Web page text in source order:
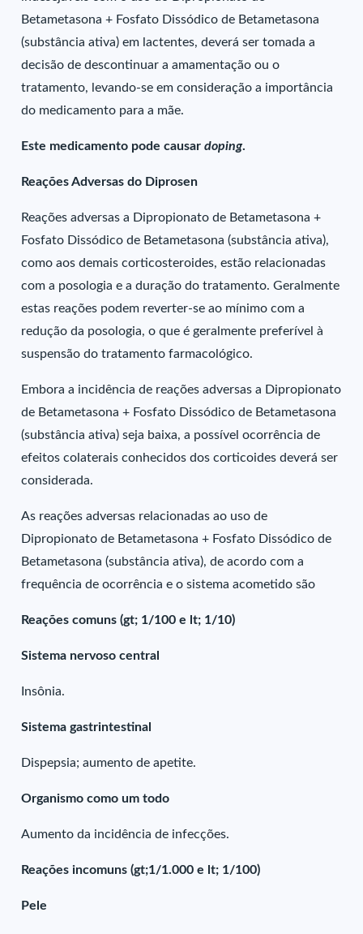
Betametasona + Fosfato Dissódico de Betametasona
(substância ativa) em lactentes, deverá ser tomada a
decisão de descontinuar a amamentação ou o
tratamento, levando-se em consideração a importância
do medicamento para a mãe.
Este medicamento pode causardoping.
Reações Adversas do Diprosen
Reações adversas a Dipropionato de Betametasona +
Fosfato Dissódico de Betametasona (substância ativa),
como aos demais corticosteroides, estão relacionadas
com a posologia e a duração do tratamento. Geralmente
estas reações podem reverter-se ao mínimo com a
redução da posologia, o que é geralmente preferível à
suspensão do tratamento farmacológico.
Embora a incidência de reações adversas a Dipropionato
de Betametasona + Fosfato Dissódico de Betametasona
(substância ativa) seja baixa, a possível ocorrência de
efeitos colaterais conhecidos dos corticoides deverá ser
considerada.
As reações adversas relacionadas ao uso de
Dipropionato de Betametasona + Fosfato Dissódico de
Betametasona (substância ativa), de acordo com a
frequência de ocorrência e o sistema acometido são
Reações comuns (gt; 1/100 e lt; 1/10)
Sistema nervoso central
Insônia.
Sistema gastrintestinal
Dispepsia; aumento de apetite.
Organismo como um todo
Aumento da incidência de infecções.
Reações incomuns (gt;1/1.000 e lt; 1/100)
Pele